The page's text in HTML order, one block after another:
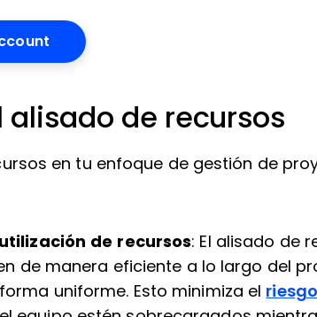
alisado de recursos
en tu enfoque de gestión de
de recursos: El alisado de
de manera eficiente a lo largo del
uniforme. Esto minimiza el